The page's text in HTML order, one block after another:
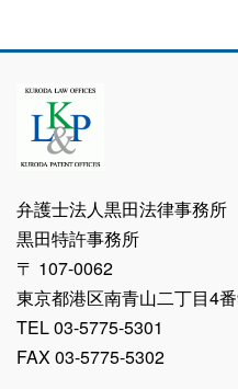
弁護士法人黒田法律事務所
黒田特許事務所
〒 107-0062
東京都港区南青山二丁目4
TEL 03-5775-5301
FAX 03-5775-5302